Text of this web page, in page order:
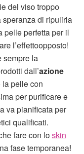
del viso troppo
speranza di ripulirla
pelle perfetta per il
l’effettoopposto!
sempre la
dall’azione
pelle con
per purificare e
va pianificata per
qualificati.
fare con loskin
fase temporanea!